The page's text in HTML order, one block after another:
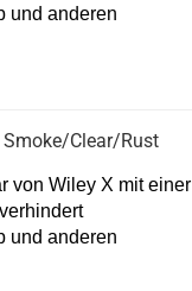
und anderen
Clear/Rust
von Wiley X mit einer
und anderen